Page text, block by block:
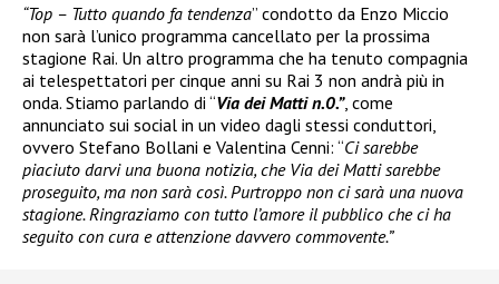
“Top – Tutto quando fa tendenza” condotto da Enzo Miccio
non sarà l’unico programma cancellato per la prossima
stagione Rai. Un altro programma che ha tenuto compagnia
ai telespettatori per cinque anni su Rai 3 non andrà più in
onda. Stiamo parlando di “Via dei Matti n.0.”, come
annunciato sui social in un video dagli stessi conduttori,
ovvero Stefano Bollani e Valentina Cenni: “Ci sarebbe
piaciuto darvi una buona notizia, che Via dei Matti sarebbe
proseguito, ma non sarà così. Purtroppo non ci sarà una nuova
stagione. Ringraziamo con tutto l’amore il pubblico che ci ha
seguito con cura e attenzione davvero commovente.”